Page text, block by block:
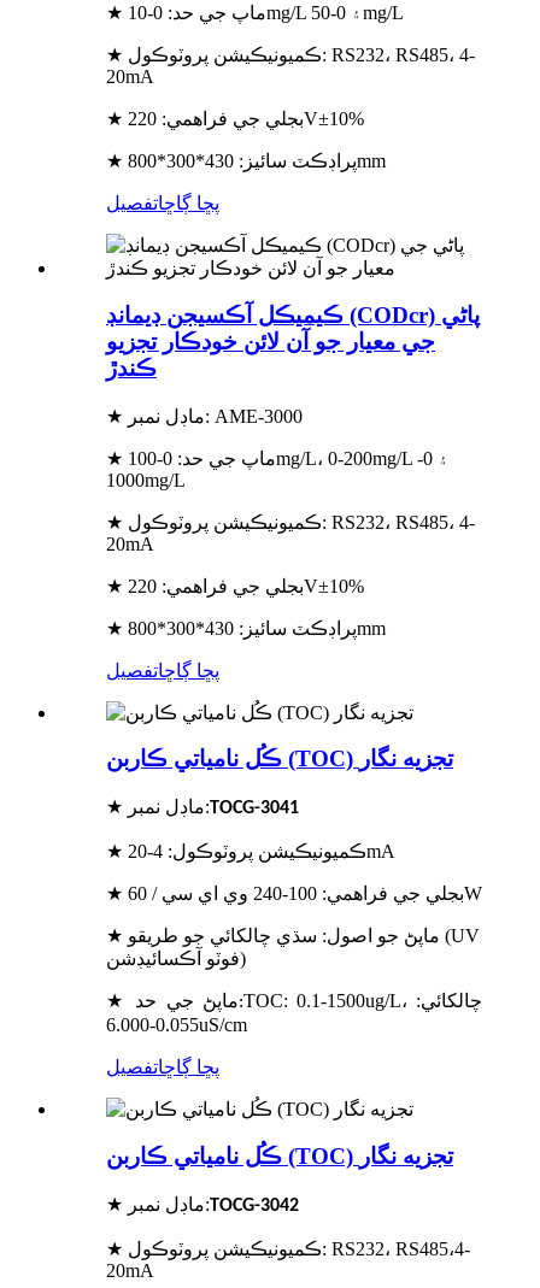
★ ماپ جي حد: 0-10mg/L ۽ 0-50mg/L
★ ڪميونيڪيشن پروٽوڪول: RS232، RS485، 4-
20mA
★ بجلي جي فراهمي: 220V±10%
★ پراڊڪٽ سائيز: 430*300*800mm
پڇا ڳاڇاتفصيل
ڪيميڪل آڪسيجن ڊيمانڊ (CODcr) پاڻي
جي معيار جو آن لائن خودڪار تجزيو
ڪندڙ
★ ماڊل نمبر: AME-3000
★ ماپ جي حد: 0-100mg/L، 0-200mg/L ۽ 0-
1000mg/L
★ ڪميونيڪيشن پروٽوڪول: RS232، RS485، 4-
20mA
★ بجلي جي فراهمي: 220V±10%
★ پراڊڪٽ سائيز: 430*300*800mm
پڇا ڳاڇاتفصيل
ڪُل نامياتي ڪاربن (TOC) تجزيه نگار
★ ماڊل نمبر:TOCG-3041
★ ڪميونيڪيشن پروٽوڪول: 4-20mA
★ بجلي جي فراهمي: 100-240 وي اي سي / 60W
★ ماپڻ جو اصول: سڌي چالکائي جو طريقو (UV
فوٽو آڪسائيڊشن)
★ ماپڻ جي حد:TOC: 0.1-1500ug/L، چالکائي:
0.055-6.000uS/cm
پڇا ڳاڇاتفصيل
ڪُل نامياتي ڪاربن (TOC) تجزيه نگار
★ ماڊل نمبر:TOCG-3042
★ ڪميونيڪيشن پروٽوڪول: RS232، RS485،4-
20mA